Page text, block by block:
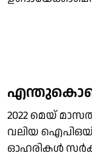
2022 മെയ്
വലിയ
ഓഹരികള്‍